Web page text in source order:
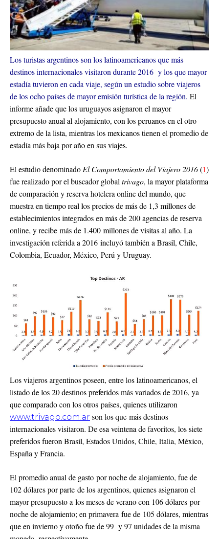
Los turistas argentinos son los latinoamericanos que más
destinos internacionales visitaron durante 2016 y los que mayor
estadía tuvieron en cada viaje, según un estudio sobre viajeros
de los ocho países de mayor emisión turística de la región. El
informe añade que los uruguayos asignaron el mayor
presupuesto anual al alojamiento, con los peruanos en el otro
extremo de la lista, mientras los mexicanos tienen el promedio de
estadía más baja por año en sus viajes.
El estudio denominado El Comportamiento del Viajero 2016(1)
fue realizado por el buscador global trivago, la mayor plataforma
de comparación y reserva hotelera online del mundo, que
muestra en tiempo real los precios de más de 1,3 millones de
establecimientos integrados en más de 200 agencias de reserva
online, y recibe más de 1.400 millones de visitas al año. La
investigación referida a 2016 incluyó también a Brasil, Chile,
Colombia, Ecuador, México, Perú y Uruguay.
Los viajeros argentinos poseen, entre los latinoamericanos, el
listado de los 20 destinos preferidos más variados de 2016, ya
que comparado con los otros países, quienes utilizaron
www.trivago.com.ar son los que más destinos
internacionales visitaron. De esa veintena de favoritos, los siete
preferidos fueron Brasil, Estados Unidos, Chile, Italia, México,
España y Francia.
El promedio anual de gasto por noche de alojamiento, fue de
102 dólares por parte de los argentinos, quienes asignaron el
mayor presupuesto a los meses de verano con 106 dólares por
noche de alojamiento; en primavera fue de 105 dólares, mientras
que en invierno y otoño fue de 99 y 97 unidades de la misma